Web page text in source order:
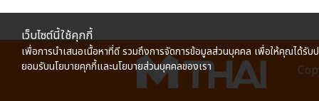
เว็บไซต์นี้ใช้คุกกี้
เพื่อการนำเสนอเนื้อหาที่ดี รวมถึงการจัดการข้อมูลส่วนบุคคล เพื่อให้คุณได้รั
ยอมรับนโยบายคุกกี้และนโยบายส่วนบุคคลของเรา